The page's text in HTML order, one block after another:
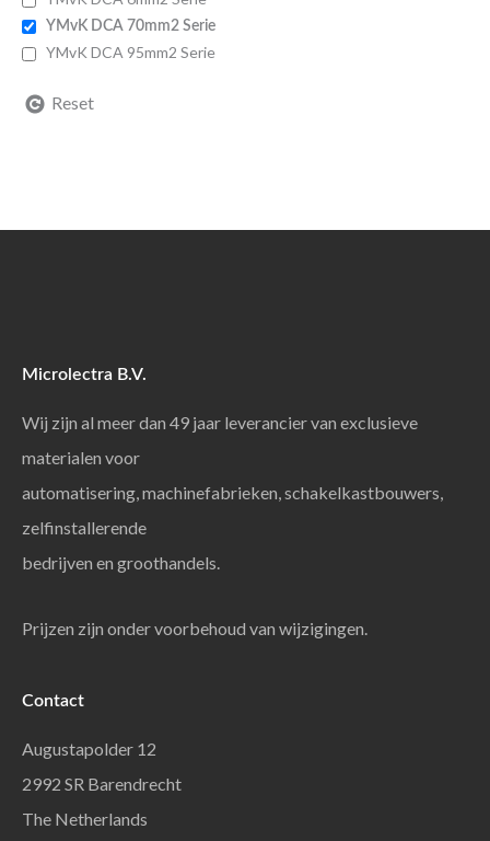
YMvK DCA 70mm2 Serie
YMvK DCA 95mm2 Serie
Reset
Microlectra B.V.
Wij zijn al meer dan 49 jaar leverancier van exclusieve
materialen voor
automatisering, machinefabrieken, schakelkastbouwers,
zelfinstallerende
bedrijven en groothandels.
Prijzen zijn onder voorbehoud van wijzigingen.
Contact
Augustapolder 12
2992 SR Barendrecht
The Netherlands